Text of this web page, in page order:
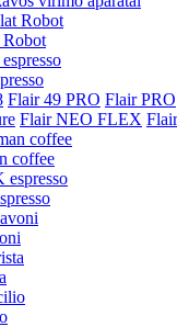
Robot
Flair 49 PRO Flair PRO
Flair NEO FLEX
coffee